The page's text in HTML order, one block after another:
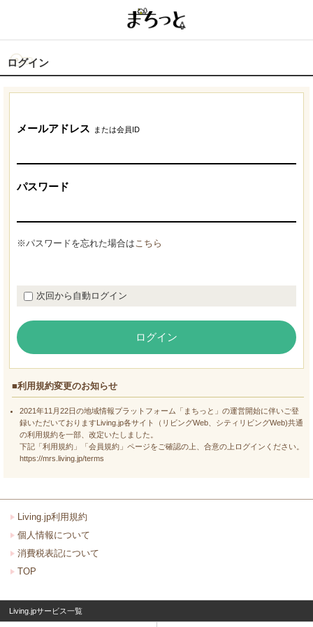
ログイン
メールアドレス または会員ID
パスワード
※パスワードを忘れた場合はこちら
次回から自動ログイン
ログイン
■利用規約変更のお知らせ
2021年11月22日の地域情報プラットフォーム「まちっと」の運営開始に伴いご登
録いただいておりますLiving.jp各サイト（リビングWeb、シティリビングWeb)共通
の利用規約を一部、改定いたしました。
下記「利用規約」「会員規約」ページをご確認の上、合意の上ログインください。
https://mrs.living.jp/terms
Living.jp利用規約
個人情報について
消費税表記について
TOP
Living.jpサービス一覧